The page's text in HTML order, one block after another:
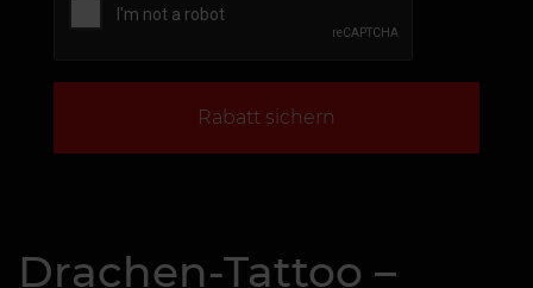
Rabatt sichern
Drachen-Tattoo –